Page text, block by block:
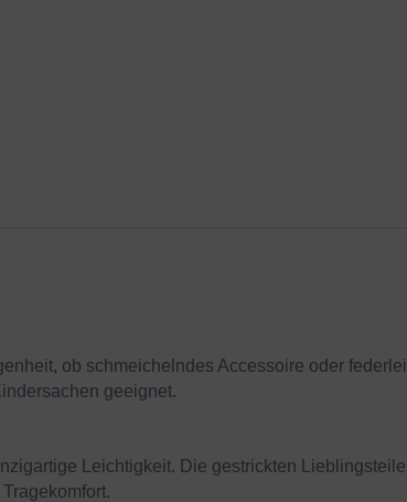
ob schmeichelndes Accessoire oder
geeignet.
Leichtigkeit. Die gestrickten